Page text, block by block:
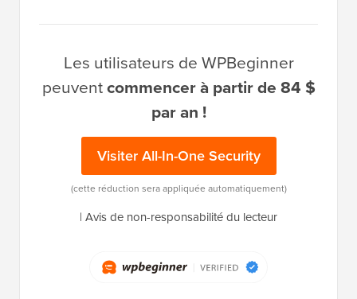
Les utilisateurs de WPBeginner
peuventcommencer à partir de 84 $
par an !
Visiter All-In-One Security
(cette réduction sera appliquée automatiquement)
| Avis de non-responsabilité du lecteur